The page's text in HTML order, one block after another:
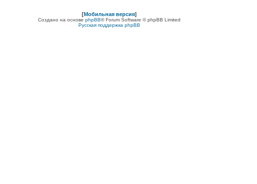
[Мобильная версия]
Создано на основе phpBB® Forum Software © phpBB Limited
Русская поддержка phpBB